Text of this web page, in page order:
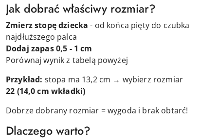
Jak dobrać właściwy rozmiar?
Zmierz stopę dziecka - od końca pięty do czubka
najdłuższego palca
Dodaj zapas 0,5 - 1 cm
Porównaj wynik z tabelą powyżej
Przykład: stopa ma 13,2 cm → wybierz rozmiar
22 (14,0 cm wkładki)
Dobrze dobrany rozmiar = wygoda i brak obtarć!
Dlaczego warto?